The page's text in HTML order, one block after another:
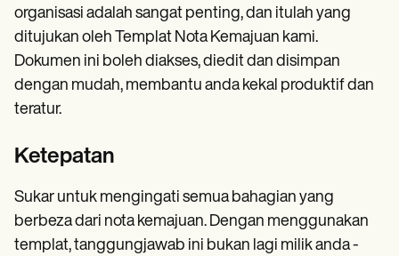
organisasi adalah sangat penting, dan itulah yang
ditujukan oleh Templat Nota Kemajuan kami.
Dokumen ini boleh diakses, diedit dan disimpan
dengan mudah, membantu anda kekal produktif dan
teratur.
Ketepatan
Sukar untuk mengingati semua bahagian yang
berbeza dari nota kemajuan. Dengan menggunakan
templat, tanggungjawab ini bukan lagi milik anda -